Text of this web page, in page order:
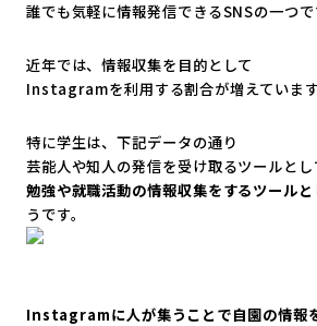
誰でも気軽に情報発信できるSNSの一つで
近年では、情報収集を目的として
Instagramを利用する割合が増えています
特に学生は、下記データの通り
芸能人や知人の発信を受け取るツールとし
勉強や就職活動の情報収集をするツールと
うです。
Instagramに人が集うことで自園の情報